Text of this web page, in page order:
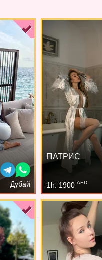
Дубай
ПАТРИС
1h: 1900 AED